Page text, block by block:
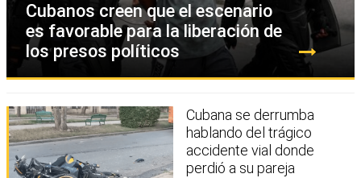
Cubanos creen que el escenario
es favorable para la liberación de
los presos políticos
Cubana se derrumba
hablando del trágico
accidente vial donde
perdió a su pareja